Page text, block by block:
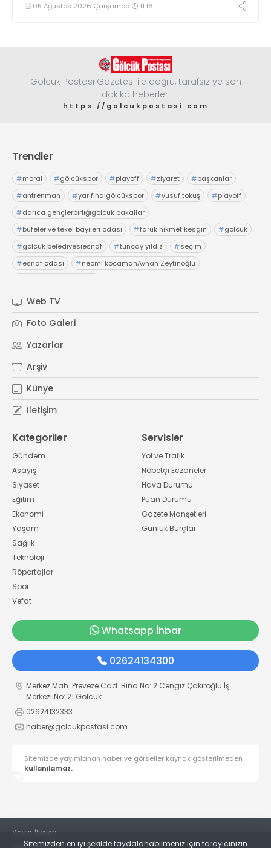
05 Ağustos 2026 Çarşamba 11:16
Gölcük Postası Gazetesi ile doğru, tarafsız ve son
dakika heberleri
https://golcukpostasi.com
Trendler
#moral #gölcükspor #playoff #ziyaret #başkanlar
#antrenman #yarıfinalgölcükspor #yusuf tokuş #playoff
#darıca gençlerbirliğigölcük bakallar
#büfeler ve tekel bayileri odası #faruk hikmet kesgin #gölcük
#gölcük belediyesiesnaf #tuncay yıldız #seçim
#esnaf odası #necmi kocamanAyhan Zeytinoğlu
Web TV
Foto Galeri
Yazarlar
Arşiv
Künye
İletişim
Kategoriler
Gündem
Asayiş
Siyaset
Eğitim
Ekonomi
Yaşam
Sağlık
Teknoloji
Röportajlar
Spor
Vefat
Servisler
Yol ve Trafik
Nöbetçi Eczaneler
Hava Durumu
Puan Durumu
Gazete Manşetleri
Günlük Burçlar
Whatsapp İhbar
02624134300
Merkez Mah. Preveze Cad. Bina No: 2 Cengiz Çakıroğlu İş
Merkezi No: 21 Gölcük
02624132333
haber@golcukpostasi.com
Sitemizde yayımlanan haber ve görseller kaynak gösterilmeden
kullanılamaz.
Yayın İlkeleri
Sitemizden en iyi şekilde faydalanabilmeniz için tarayıcınızın